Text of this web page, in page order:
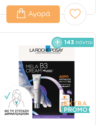
Αγορά
143 πόντοι